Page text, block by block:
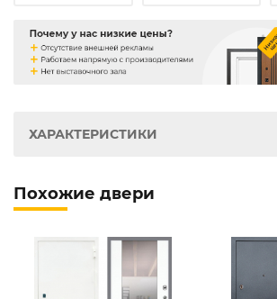
ХАРАКТЕРИСТИКИ
Похожие двери